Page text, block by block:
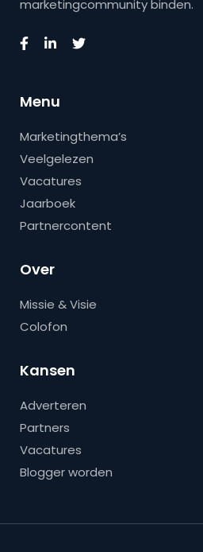
marketingcommunity binden.
Menu
Marketingthema’s
Veelgelezen
Vacatures
Jaarboek
Partnercontent
Over
Missie & Visie
Colofon
Kansen
Adverteren
Partners
Vacatures
Blogger worden